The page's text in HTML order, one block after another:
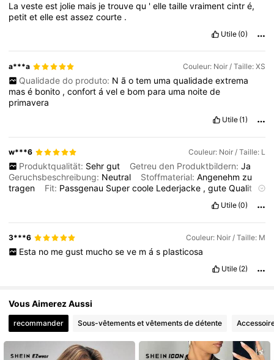
Lavesteest jolie mais jetrouvequ 'elletaillevraimentcintré,
petitetelleestassezcourte .
Utile (0)
a***a Couleur: Noir / Taille: XS
Qualidade do produto: N ã o tem uma qualidade extrema
masé bonito ,confortávele bom para uma noitede
primavera
Utile (1)
w***6 Couleur: Noir / Taille: L
Produktqualität: Sehr gut Getreu den Produktbildern: Ja
Geruchsbeschreibung: Neutral Stoffmaterial:Angenehm zu
tragen
Fit: Passgenau Supercoole Lederjacke ,guteQualit ät
Utile (0)
3***6 Couleur: Noir / Taille: M
Esta no me gust mucho se ve m á s plasticosa
Utile (2)
Vous Aimerez Aussi
recommander Sous-vêtements et vêtements de détente